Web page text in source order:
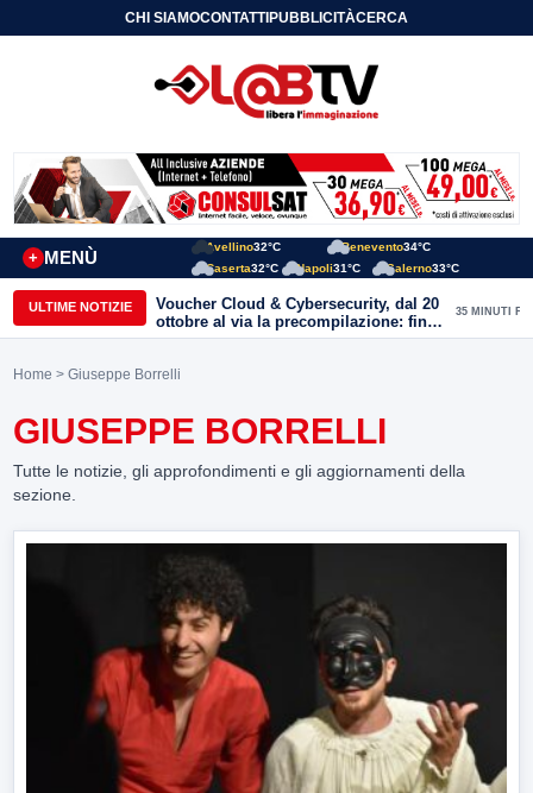
CHI SIAMOCONTATTIPUBBLICITÀCERCA
MENÙ
+
Avellino32°C Benevento34°C
Caserta32°C Napoli31°C Salerno33°C
ULTIME NOTIZIE
Voucher Cloud & Cybersecurity, dal 20
ottobre al via la precompilazione: fino
a 20mila euro a fondo perduto per
35 MINUTI FA
Home > Giuseppe Borrelli
GIUSEPPE BORRELLI
Tutte le notizie, gli approfondimenti e gli aggiornamenti della
sezione.